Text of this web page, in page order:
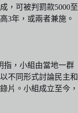
，可被判罰款5000至
3年，或兩者兼施。
指，小組由當地一群
不同形式討論民主和
片。小組成立至今，